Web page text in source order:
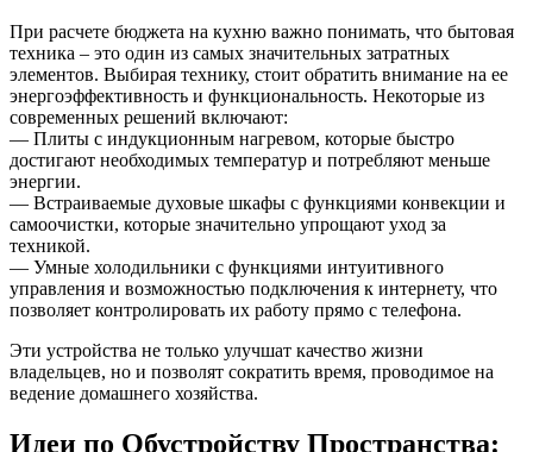
При расчете бюджета на кухню важно понимать, что бытовая
техника – это один из самых значительных затратных
элементов. Выбирая технику, стоит обратить внимание на ее
энергоэффективность и функциональность. Некоторые из
современных решений включают:
— Плиты с индукционным нагревом, которые быстро
достигают необходимых температур и потребляют меньше
энергии.
— Встраиваемые духовые шкафы с функциями конвекции и
самоочистки, которые значительно упрощают уход за
техникой.
— Умные холодильники с функциями интуитивного
управления и возможностью подключения к интернету, что
позволяет контролировать их работу прямо с телефона.
Эти устройства не только улучшат качество жизни
владельцев, но и позволят сократить время, проводимое на
ведение домашнего хозяйства.
Идеи по Обустройству Пространства: